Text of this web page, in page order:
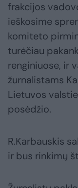
frakcijos
ieškosime
komiteto
turėčiau
renginiuose, ir
žurnalistams
Lietuvos
posėdžio.
R.Karbauskis
ir bus rinkimų